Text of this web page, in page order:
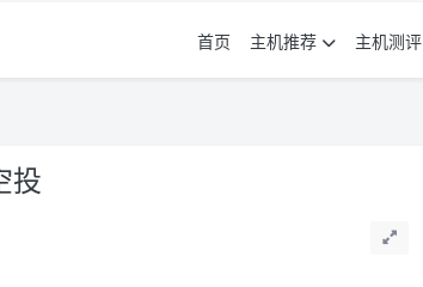
首页 主机推荐 主机测评
投